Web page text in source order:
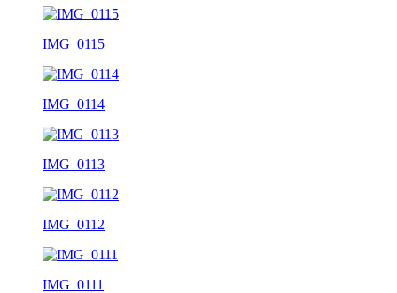
IMG_0115
IMG_0114
IMG_0113
IMG_0112
IMG_0111